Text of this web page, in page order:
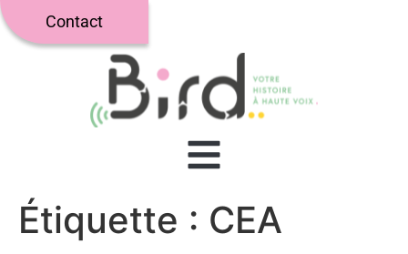
Contact
Étiquette : CEA